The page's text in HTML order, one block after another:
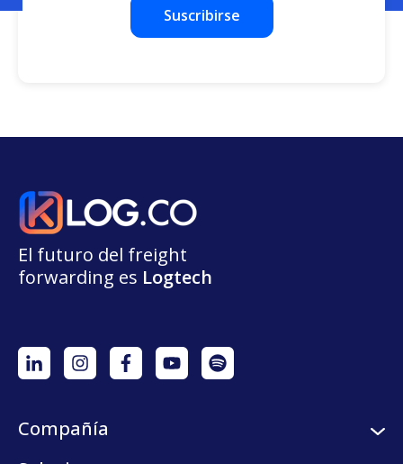
El futuro del freight
forwarding es Logtech
Compañía
Sobre nosotros